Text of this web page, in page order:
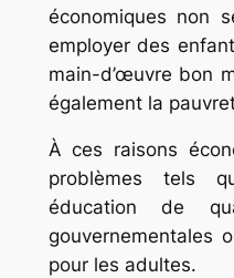
économiques non
employer des
main-d’œuvre bon
également la
À ces raisons
problèmes tels
éducation de
gouvernementales
pour les adultes.